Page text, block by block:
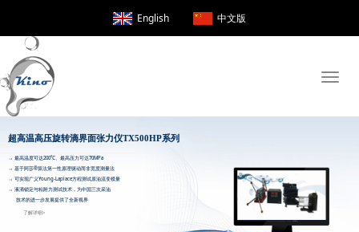
English 中文版
Toggle